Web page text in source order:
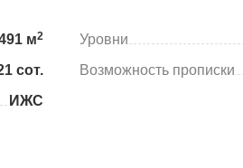
м2
сот.
ИЖС
Уровни
Возможность прописки